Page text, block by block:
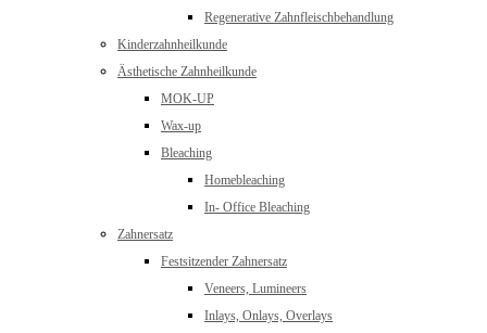
Regenerative Zahnfleischbehandlung
Kinderzahnheilkunde
Ästhetische Zahnheilkunde
MOK-UP
Wax-up
Bleaching
Homebleaching
In- Office Bleaching
Zahnersatz
Festsitzender Zahnersatz
Veneers, Lumineers
Inlays, Onlays, Overlays